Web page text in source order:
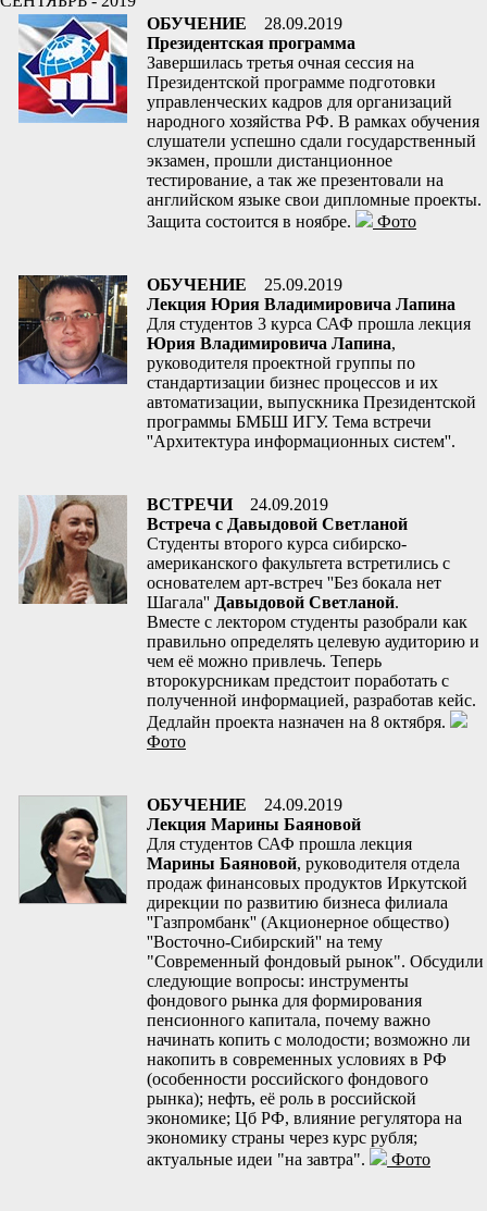
ОБУЧЕНИЕ
28.09.2019
Президентская программа
Завершилась третья очная сессия на
Президентской программе подготовки
управленческих кадров для организаций
народного хозяйства РФ. В рамках обучения
слушатели успешно сдали государственный
экзамен, прошли дистанционное
тестирование, а так же презентовали на
английском языке свои дипломные проекты.
Защита состоится в ноябре.
Фото
ОБУЧЕНИЕ
25.09.2019
Лекция Юрия Владимировича Лапина
Для студентов 3 курса САФ прошла лекция
Юрия Владимировича Лапина,
руководителя проектной группы по
стандартизации бизнес процессов и их
автоматизации, выпускника Президентской
программы БМБШ ИГУ. Тема встречи
''Архитектура информационных систем''.
ВСТРЕЧИ
24.09.2019
Встреча с Давыдовой Светланой
Студенты второго курса сибирско-
американского факультета встретились с
основателем арт-встреч ''Без бокала нет
Шагала'' Давыдовой Светланой.
Вместе с лектором студенты разобрали как
правильно определять целевую аудиторию и
чем её можно привлечь. Теперь
второкурсникам предстоит поработать с
полученной информацией, разработав кейс.
Дедлайн проекта назначен на 8 октября.
Фото
ОБУЧЕНИЕ
24.09.2019
Лекция Марины Баяновой
Для студентов САФ прошла лекция
Марины Баяновой, руководителя отдела
продаж финансовых продуктов Иркутской
дирекции по развитию бизнеса филиала
''Газпромбанк'' (Акционерное общество)
''Восточно-Сибирский'' на тему
"Современный фондовый рынок". Обсудили
следующие вопросы: инструменты
фондового рынка для формирования
пенсионного капитала, почему важно
начинать копить с молодости; возможно ли
накопить в современных условиях в РФ
(особенности российского фондового
рынка); нефть, её роль в российской
экономике; Цб РФ, влияние регулятора на
экономику страны через курс рубля;
актуальные идеи "на завтра".
Фото